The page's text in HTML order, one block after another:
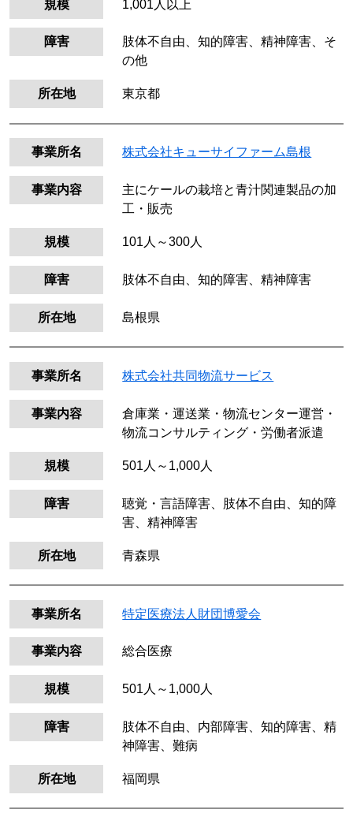
規模 1,001人以上
障害
肢体不自由、知的障害、精神障害、そ
の他
所在地 東京都
事業所名 株式会社キューサイファーム島根
事業内容
主にケールの栽培と青汁関連製品の加
工・販売
規模 101人～300人
障害 肢体不自由、知的障害、精神障害
所在地 島根県
事業所名 株式会社共同物流サービス
事業内容
倉庫業・運送業・物流センター運営・
物流コンサルティング・労働者派遣
規模 501人～1,000人
障害
聴覚・言語障害、肢体不自由、知的障
害、精神障害
所在地 青森県
事業所名 特定医療法人財団博愛会
事業内容 総合医療
規模 501人～1,000人
障害
肢体不自由、内部障害、知的障害、精
神障害、難病
所在地 福岡県